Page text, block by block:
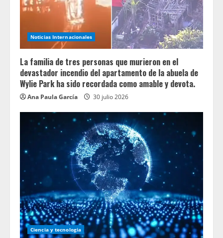
Noticias Internacionales
La familia de tres personas que murieron en el
devastador incendio del apartamento de la abuela de
Wylie Park ha sido recordada como amable y devota.
Ana Paula García 30 julio 2026
Ciencia y tecnologia